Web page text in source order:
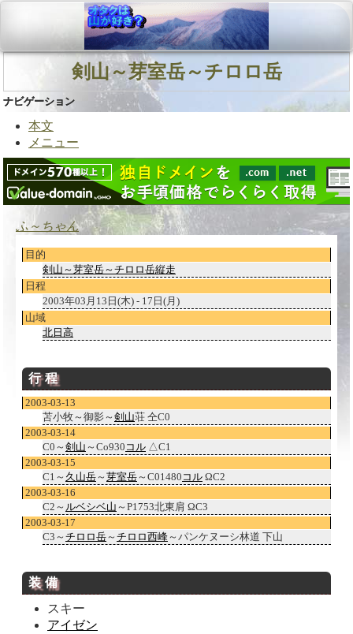
剣山～芽室岳～チロロ岳
ナビゲーション
本文
メニュー
ふ～ちゃん
目的
剣山～芽室岳～チロロ岳縦走
日程
2003年03月13日(木) - 17日(月)
山域
北日高
行程
2003-03-13
苫小牧～御影～ 剣山荘 仝C0
2003-03-14
C0～ 剣山 ～Co930 コル △C1
2003-03-15
C1～ 久山岳～ 芽室岳～C01480 コル ΩC2
2003-03-16
C2～ ルベシベ山 ～P1753北東肩 ΩC3
2003-03-17
C3～ チロロ岳～ チロロ西峰～パンケヌーシ林道 下山
装備
スキー
アイゼン